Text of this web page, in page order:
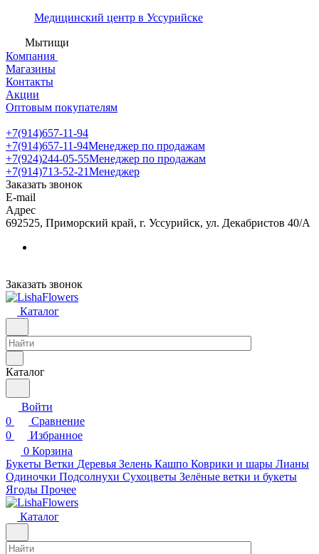
Медицинский центр в Уссурийске
Мытищи
Компания
Магазины
Контакты
Акции
Оптовым покупателям
+7(914)657-11-94
+7(914)657-11-94Менеджер по продажам
+7(924)244-05-55Менеджер по продажам
+7(914)713-52-21Менеджер
Заказать звонок
E-mail
Адрес
692525, Приморский край, г. Уссурийск, ул. Декабристов 40/А
Заказать звонок
Каталог
Каталог
Войти
0
Сравнение
0
Избранное
0 Корзина
Букеты Ветки Деревья Зелень Кашпо Коврики и шары Лианы
Одиночки Подсолнухи Сухоцветы Зелёные ветки и букеты
Ягоды Прочее
Каталог